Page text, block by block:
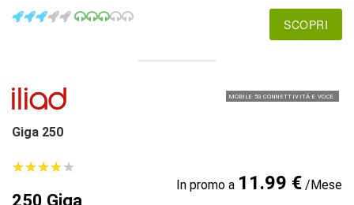
SCOPRI
MOBILE 5G CONNETTIVITÀ E VOCE
Giga 250
★★★★★
★★★★★
250 Giga
In promo a 11.99 €/Mese